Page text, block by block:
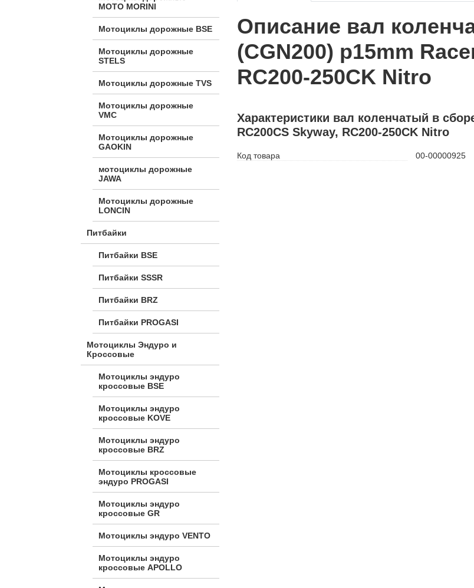
МОТО MORINI
Мотоциклы дорожные BSE
Мотоциклы дорожные
STELS
Мотоциклы дорожные TVS
Мотоциклы дорожные
VMC
Мотоциклы дорожные
GAOKIN
мотоциклы дорожные
JAWA
Мотоциклы дорожные
LONCIN
Питбайки
Питбайки BSE
Питбайки SSSR
Питбайки BRZ
Питбайки PROGASI
Мотоциклы Эндуро и
Кроссовые
Мотоциклы эндуро
кроссовые BSE
Мотоциклы эндуро
кроссовые KOVE
Мотоциклы эндуро
кроссовые BRZ
Мотоциклы кроссовые
эндуро PROGASI
Мотоциклы эндуро
кроссовые GR
Мотоциклы эндуро VENTO
Мотоциклы эндуро
кроссовые APOLLO
Описание вал
(CGN200) p15mm
RC200-250CK Nitro
Характеристики вал коленчатый в
RC200CS Skyway, RC200-250CK Nitro
Код товара 00-00000925